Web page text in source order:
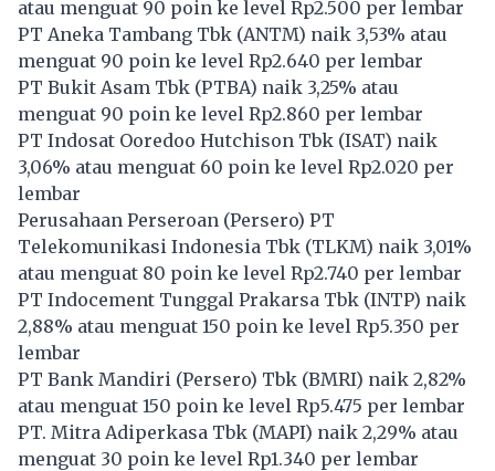
atau menguat 90 poin ke level Rp2.500 per lembar
PT Aneka Tambang Tbk (ANTM) naik 3,53% atau
menguat 90 poin ke level Rp2.640 per lembar
PT Bukit Asam Tbk (PTBA) naik 3,25% atau
menguat 90 poin ke level Rp2.860 per lembar
PT Indosat Ooredoo Hutchison Tbk (ISAT) naik
3,06% atau menguat 60 poin ke level Rp2.020 per
lembar
Perusahaan Perseroan (Persero) PT
Telekomunikasi Indonesia Tbk (TLKM) naik 3,01%
atau menguat 80 poin ke level Rp2.740 per lembar
PT Indocement Tunggal Prakarsa Tbk (INTP) naik
2,88% atau menguat 150 poin ke level Rp5.350 per
lembar
PT Bank Mandiri (Persero) Tbk (BMRI) naik 2,82%
atau menguat 150 poin ke level Rp5.475 per lembar
PT. Mitra Adiperkasa Tbk (MAPI) naik 2,29% atau
menguat 30 poin ke level Rp1.340 per lembar